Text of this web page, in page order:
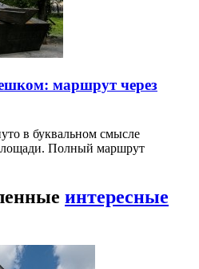
маршрут через
в буквальном смысле
Полный маршрут
интересные